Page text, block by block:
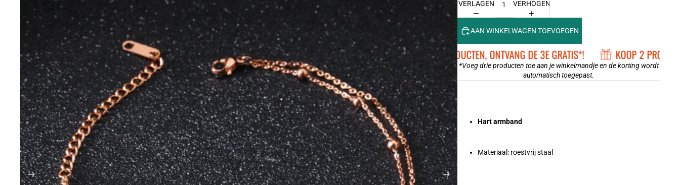
SKULL SIERADEN
YIN YANG SIERADEN
VERLAGEN
VERHOGEN
AAN WINKELWAGEN TOEVOEGEN
KOOP 2 PRODUCTEN, ONTVANG DE 3E GRATIS*! KOOP 2
*Voeg drie producten toe aan je winkelmandje en de korting wordt
automatisch toegepast.
Hart armband
Materiaal: roestvrij staal